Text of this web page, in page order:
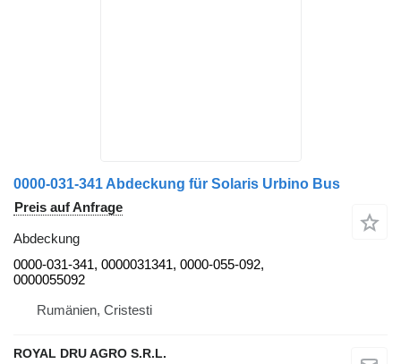
0000-031-341 Abdeckung für Solaris Urbino Bus
Preis auf Anfrage
Abdeckung
0000-031-341, 0000031341, 0000-055-092,
0000055092
Rumänien, Cristesti
ROYAL DRU AGRO S.R.L.